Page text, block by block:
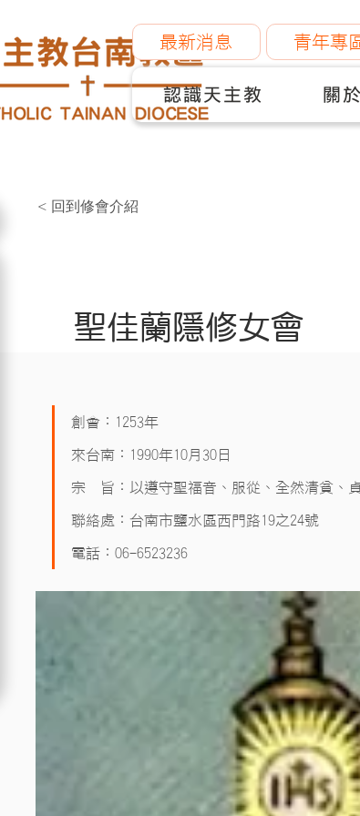
最新消息 青年專
認識天主教 關
< 回到修會介紹
創會：1253年
來台南：1990年10月30日
宗　旨：以遵守聖福音、服從、全然清貧、
聯絡處：台南市鹽水區西門路19之24號
電話：06-6523236
聖佳蘭隱修女會